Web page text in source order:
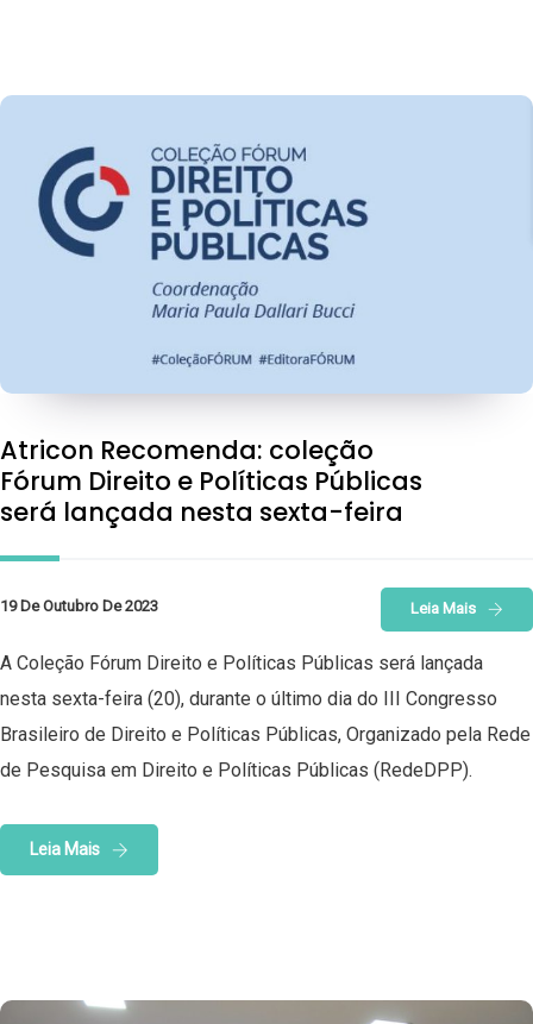
Atricon Recomenda: coleção
Fórum Direito e Políticas Públicas
será lançada nesta sexta-feira
19 De Outubro De 2023 Leia Mais
A Coleção Fórum Direito e Políticas Públicas será lançada
nesta sexta-feira (20), durante o último dia do III Congresso
Brasileiro de Direito e Políticas Públicas, Organizado pela Rede
de Pesquisa em Direito e Políticas Públicas (RedeDPP).
Leia Mais